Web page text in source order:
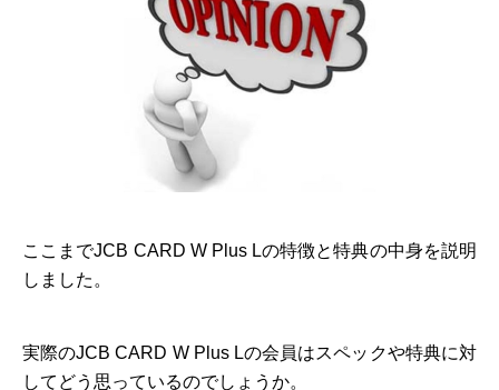
ここまでJCB CARD W Plus Lの特徴と特典の中身を説明
しました。
実際のJCB CARD W Plus Lの会員はスペックや特典に対
してどう思っているのでしょうか。